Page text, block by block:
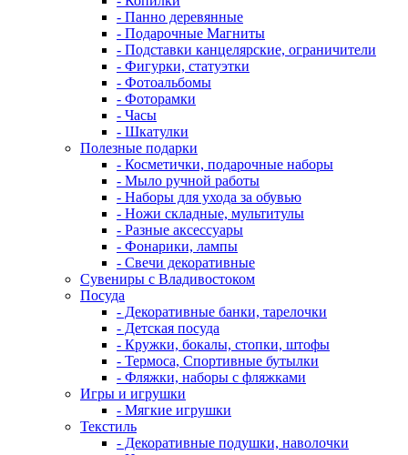
- Панно деревянные
- Подарочные Магниты
- Подставки канцелярские, ограничители
- Фигурки, статуэтки
- Фотоальбомы
- Фоторамки
- Часы
- Шкатулки
Полезные подарки
- Косметички, подарочные наборы
- Мыло ручной работы
- Наборы для ухода за обувью
- Ножи складные, мультитулы
- Разные аксессуары
- Фонарики, лампы
- Свечи декоративные
Сувениры с Владивостоком
Посуда
- Декоративные банки, тарелочки
- Детская посуда
- Кружки, бокалы, стопки, штофы
- Термоса, Спортивные бутылки
- Фляжки, наборы с фляжками
Игры и игрушки
- Мягкие игрушки
Текстиль
- Декоративные подушки, наволочки